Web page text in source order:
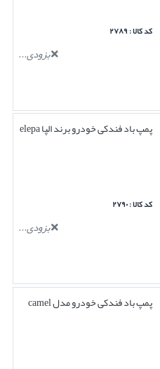
کد کالا : ۲۷۸۹
بزودی...
پمپ باد فندکی خودرو برند الپا elepa
کد کالا : ۲۷۹۰
بزودی...
پمپ باد فندکی خودرو مدل camel